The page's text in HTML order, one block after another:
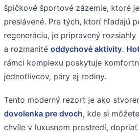
špičkové športové zázemie, ktoré
preslávené. Pre tých, ktorí hľadajú
regeneráciu, je pripravený rozsiahly
a rozmanité oddychové aktivity.
rámci komplexu poskytuje
jednotlivcov, páry aj rodiny.
Tento moderný rezort je ako
dovolenka pre dvoch, kde si
chvíle v luxusnom prostredí,